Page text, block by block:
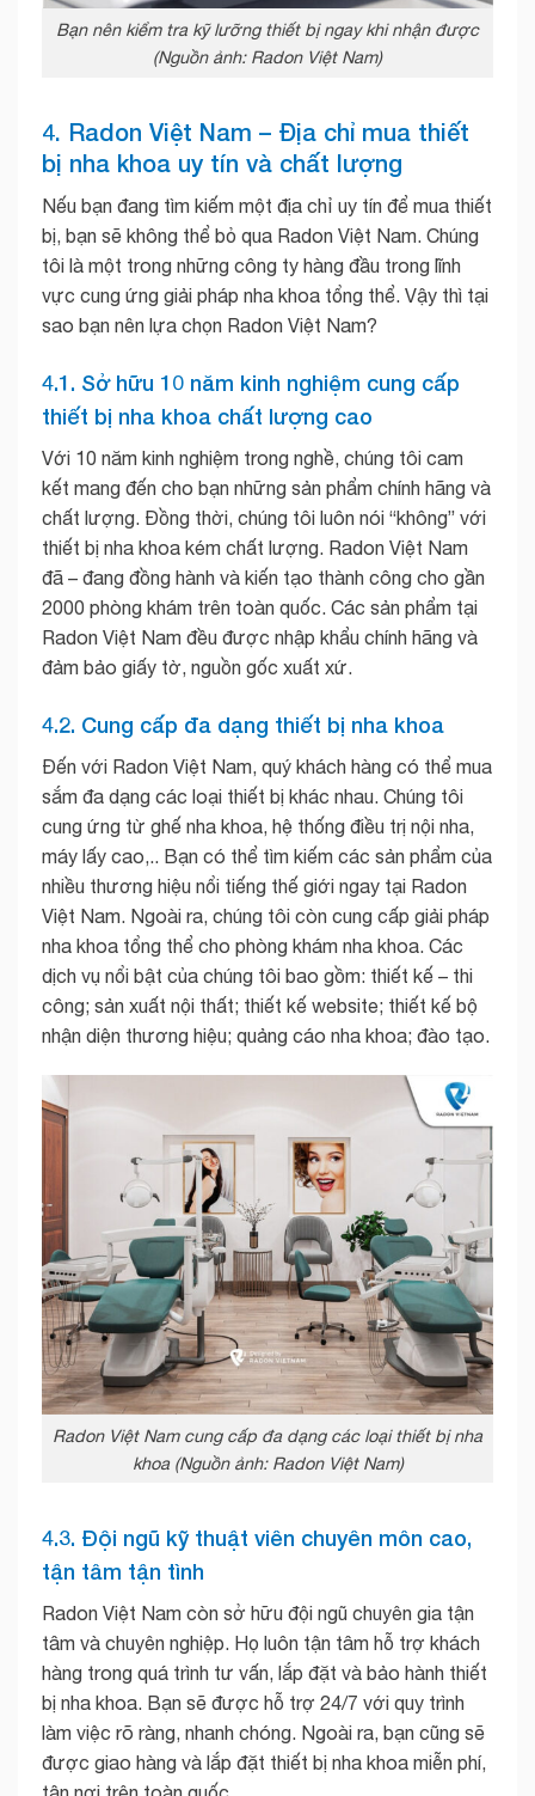
Bạn nên kiểm tra kỹ lưỡng thiết bị ngay khi nhận được
(Nguồn ảnh: Radon Việt Nam)
4. Radon Việt Nam – Địa chỉ mua thiết
bị nha khoa uy tín và chất lượng
Nếu bạn đang tìm kiếm một địa chỉ uy tín để mua thiết
bị, bạn sẽ không thể bỏ qua Radon Việt Nam. Chúng
tôi là một trong những công ty hàng đầu trong lĩnh
vực cung ứng giải pháp nha khoa tổng thể. Vậy thì tại
sao bạn nên lựa chọn Radon Việt Nam?
4.1. Sở hữu 10 năm kinh nghiệm cung cấp
thiết bị nha khoa chất lượng cao
Với 10 năm kinh nghiệm trong nghề, chúng tôi cam
kết mang đến cho bạn những sản phẩm chính hãng và
chất lượng. Đồng thời, chúng tôi luôn nói “không” với
thiết bị nha khoa kém chất lượng. Radon Việt Nam
đã – đang đồng hành và kiến tạo thành công cho gần
2000 phòng khám trên toàn quốc. Các sản phẩm tại
Radon Việt Nam đều được nhập khẩu chính hãng và
đảm bảo giấy tờ, nguồn gốc xuất xứ.
4.2. Cung cấp đa dạng thiết bị nha khoa
Đến với Radon Việt Nam, quý khách hàng có thể mua
sắm đa dạng các loại thiết bị khác nhau. Chúng tôi
cung ứng từ ghế nha khoa, hệ thống điều trị nội nha,
máy lấy cao,.. Bạn có thể tìm kiếm các sản phẩm của
nhiều thương hiệu nổi tiếng thế giới ngay tại Radon
Việt Nam. Ngoài ra, chúng tôi còn cung cấp giải pháp
nha khoa tổng thể cho phòng khám nha khoa. Các
dịch vụ nổi bật của chúng tôi bao gồm: thiết kế – thi
công; sản xuất nội thất; thiết kế website; thiết kế bộ
nhận diện thương hiệu; quảng cáo nha khoa; đào tạo.
Radon Việt Nam cung cấp đa dạng các loại thiết bị nha
khoa (Nguồn ảnh: Radon Việt Nam)
4.3. Đội ngũ kỹ thuật viên chuyên môn cao,
tận tâm tận tình
Radon Việt Nam còn sở hữu đội ngũ chuyên gia tận
tâm và chuyên nghiệp. Họ luôn tận tâm hỗ trợ khách
hàng trong quá trình tư vấn, lắp đặt và bảo hành thiết
bị nha khoa. Bạn sẽ được hỗ trợ 24/7 với quy trình
làm việc rõ ràng, nhanh chóng. Ngoài ra, bạn cũng sẽ
được giao hàng và lắp đặt thiết bị nha khoa miễn phí,